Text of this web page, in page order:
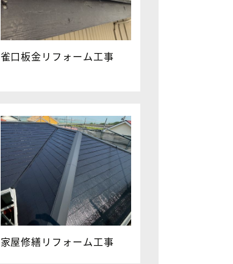
雀口板金リフォーム工事
家屋修繕リフォーム工事